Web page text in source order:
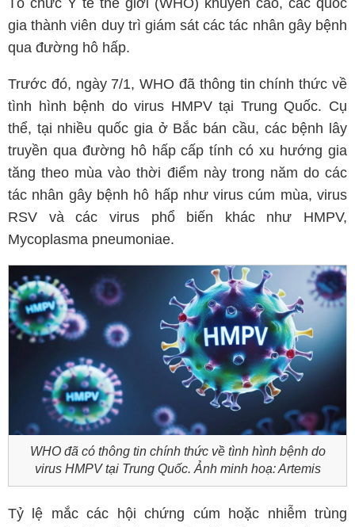
Tổ chức Y tế thế giới (WHO) khuyến cáo, các quốc
gia thành viên duy trì giám sát các tác nhân gây bệnh
qua đường hô hấp.
Trước đó, ngày 7/1, WHO đã thông tin chính thức về
tình hình bệnh do virus HMPV tại Trung Quốc. Cụ
thể, tại nhiều quốc gia ở Bắc bán cầu, các bệnh lây
truyền qua đường hô hấp cấp tính có xu hướng gia
tăng theo mùa vào thời điểm này trong năm do các
tác nhân gây bệnh hô hấp như virus cúm mùa, virus
RSV và các virus phổ biến khác như HMPV,
Mycoplasma pneumoniae.
WHO đã có thông tin chính thức về tình hình bệnh do
virus HMPV tại Trung Quốc. Ảnh minh hoạ: Artemis
Tỷ lệ mắc các hội chứng cúm hoặc nhiễm trùng